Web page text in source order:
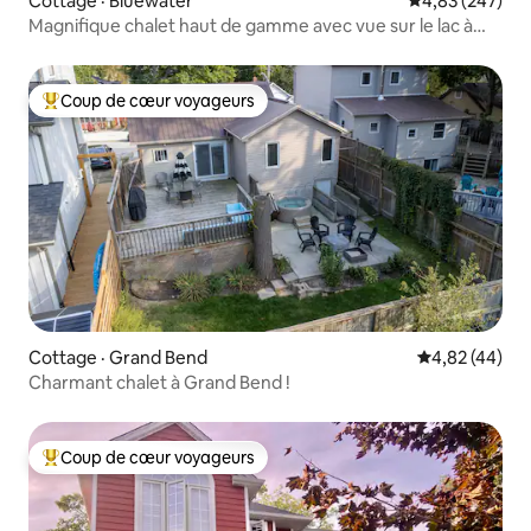
Magnifique chalet haut de gamme avec vue sur le lac à
Coup de cœur voyageurs parmi les plus aimés
Coup de cœur voyageurs
Cottage · Grand Bend Note
4,82 (44)
Charmant chalet à Grand Bend !
Coup de cœur voyageurs parmi les plus aimés
Coup de cœur voyageurs